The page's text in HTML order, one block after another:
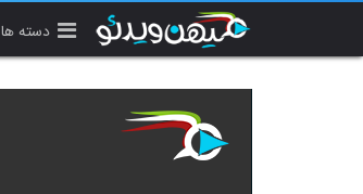
دسته ها